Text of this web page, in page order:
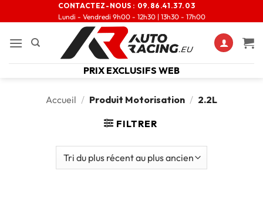
CONTACTEZ-NOUS : 09.86.41.37.03
Lundi - Vendredi 9h00 - 12h30 | 13h30 - 17h00
PRIX EXCLUSIFS WEB
Accueil / Produit Motorisation / 2.2L
FILTRER